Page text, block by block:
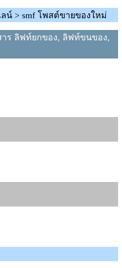
น์ > smf โพสต์ขายของใหม่
ร ลิฟท์ยกของ, ลิฟท์ขนของ,